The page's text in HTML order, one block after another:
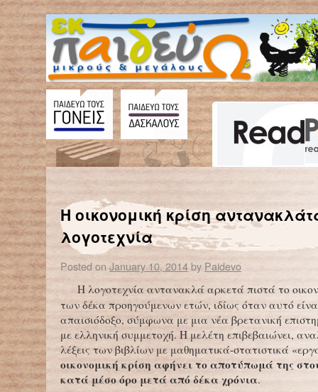
Ποιοι εγκαταλείπουν πρόωρα την εκπαίδευση και γιατί
Η οικονομική κρίση
λογοτεχνία
Posted on January 10, 2014by Paidevo
Η λογοτεχνία αντανακλά αρκετά πιστά το
των δέκα προηγούμενων ετών, ιδίως όταν αυτό
απαισιόδοξο, σύμφωνα με μια νέα βρετανική
με ελληνική συμμετοχή. Η μελέτη επιβεβαιώνει,
λέξεις των βιβλίων με μαθηματικά-στατιστικά
οικονομική κρίση αφήνει το αποτύπωμά της
κατά μέσο όρο μετά από δέκα χρόνια.